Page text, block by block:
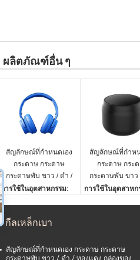
ผลิตภัณฑ์อื่น ๆ
สัญลักษณ์ที่กําหนดเอง
กระดาษ กระดาษ
กระดาษพับ ขาว / ดํา /
ทองแดง กล่องของ
การใช้ในอุตสาหกรรม:
รองเท้าและเสื้อผ้า
การใช้:
เสื้อผ้า รองเท้า ชุดชั้นใน
กระดาษแข็ง
สัญลักษณ์ที่กําหน
กระดาษ กระ
กระดาษพับ ขาว
ทองแดง กล่อง
การใช้ในอุตสาหก
เสื้อผ้า รองเท้า ชุ
กระดาษแข็ง
กีลเหล็กเบา
สัญลักษณ์ที่กําหนดเอง กระดาษ กระดาษ
กระดาษพับ ขาว / ดํา / ทองแดง กล่องของ